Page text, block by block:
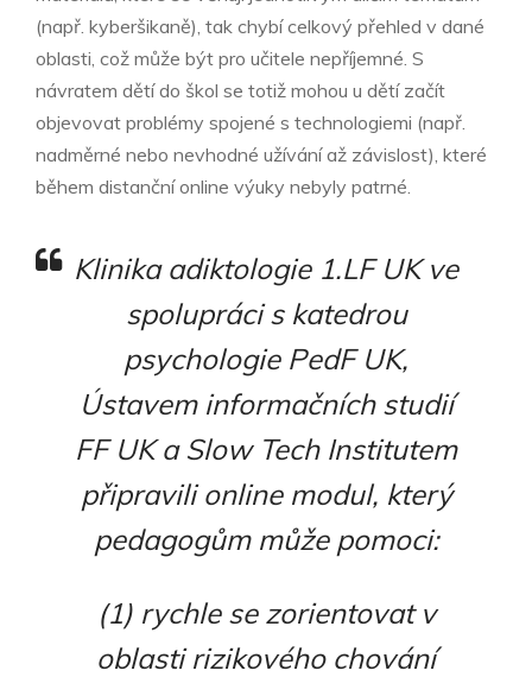
(např. kyberšikaně), tak chybí celkový přehled v dané
oblasti, což může být pro učitele nepříjemné. S
návratem dětí do škol se totiž mohou u dětí začít
objevovat problémy spojené s technologiemi (např.
nadměrné nebo nevhodné užívání až závislost), které
během distanční online výuky nebyly patrné.
Klinika adiktologie 1.LF UK ve
spolupráci s katedrou
psychologie PedF UK,
Ústavem informačních studií
FF UK a Slow Tech Institutem
připravili online modul, který
pedagogům může pomoci:
(1) rychle se zorientovat v
oblasti rizikového chování